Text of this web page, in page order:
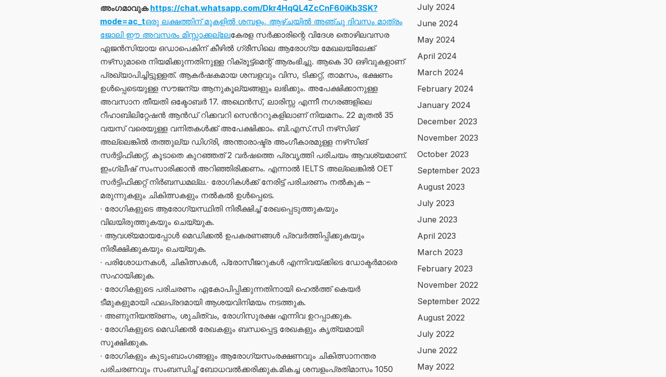
അംഗമാവുക https://chat.whatsapp.com/Dkr4HqQL4ZcCnF60iKb3SK?
mode=ac_tഒരു ലക്ഷത്തിന് മുകളിൽ ശമ്പളം, ആഴ്ചയിൽ അഞ്ചു ദിവസം മാത്രം
ജോലി ഈ അവസരം മിസ്സാക്കല്ലേകേരള സർക്കാരിന്റെ വിദേശ തൊഴിലവസര
ഏജൻസിയായ ഒഡാപെകിന് കീഴിൽ ഗ്രീസിലെ ആരോഗ്യ മേഖലയിലേക്ക്
നഴ്‌സുമാരെ നിയമിക്കുന്നതിനുള്ള റിക്രൂട്ട്മെന്റ് ആരംഭിച്ചു. ആകെ 30 ഒഴിവുകളാണ്
പ്രഖ്യാപിച്ചിട്ടുള്ളത്. ആകർഷകമായ ശമ്പളവും വിസ, ടിക്കറ്റ്, താമസം, ഭക്ഷണം
ഉൾപ്പെടെയുള്ള സൗജന്യ ആനുകൂല്യങ്ങളും ലഭിക്കും. അപേക്ഷിക്കാനുള്ള
അവസാന തീയതി ഒക്ടോബർ 17. അഥെൻസ്, ലാരിസ്സ എന്നീ നഗരങ്ങളിലെ
റീഹാബിലിറ്റേഷൻ ആൻഡ് റിക്കവറി സെൻററുകളിലാണ് നിയമനം. 22 മുതൽ 35
വയസ് വരെയുള്ള വനിതകൾക്ക് അപേക്ഷിക്കാം. ബി.എസ്.സി നഴ്‌സിങ്
അല്ലെങ്കിൽ തത്തുല്യ ഡിഗ്രി, അന്താരാഷ്ട്ര അംഗീകാരമുള്ള നഴ്‌സിങ്
സർട്ടിഫിക്കറ്റ്, കൂടാതെ കുറഞ്ഞത് 2 വർഷത്തെ പ്രവൃത്തി പരിചയം ആവശ്യമാണ്.
ഇംഗ്ലീഷ് സംസാരിക്കാൻ അറിഞ്ഞിരിക്കണം. എന്നാൽ IELTS അല്ലെങ്കിൽ OET
സർട്ടിഫിക്കറ്റ് നിർബന്ധമല്ല.∙ രോഗികൾക്ക് നേരിട്ട് പരിചരണം നൽകുക –
മരുന്നുകളും ചികിത്സകളും നൽകൽ ഉൾപ്പെടെ.
∙ രോഗികളുടെ ആരോഗ്യസ്ഥിതി നിരീക്ഷിച്ച് രേഖപ്പെടുത്തുകയും
വിലയിരുത്തുകയും ചെയ്യുക.
∙ ആവശ്യമായപ്പോൾ മെഡിക്കൽ ഉപകരണങ്ങൾ പ്രവർത്തിപ്പിക്കുകയും
നിരീക്ഷിക്കുകയും ചെയ്യുക.
∙ പരിശോധനകൾ, ചികിത്സകൾ, പ്രോസീജറുകൾ എന്നിവയ്ക്കിടെ ഡോക്ടർമാരെ
സഹായിക്കുക.
∙ രോഗികളുടെ പരിചരണം ഏകോപിപ്പിക്കുന്നതിനായി ഹെൽത്ത് കെയർ
ടീമുകളുമായി ഫലപ്രദമായി ആശയവിനിമയം നടത്തുക.
∙ അണുനിയന്ത്രണം, ശുചിത്വം, രോഗിസുരക്ഷ എന്നിവ ഉറപ്പാക്കുക.
∙ രോഗികളുടെ മെഡിക്കൽ രേഖകളും ബന്ധപ്പെട്ട രേഖകളും കൃത്യമായി
സൂക്ഷിക്കുക.
∙ രോഗികളും കുടുംബാംഗങ്ങളും ആരോഗ്യസംരക്ഷണവും ചികിത്സാനന്തര
പരിചരണവും സംബന്ധിച്ച് ബോധവൽക്കരിക്കുക.മികച്ച ശമ്പളംപ്രതിമാസം 1050
July 2024
June 2024
May 2024
April 2024
March 2024
February 2024
January 2024
December 2023
November 2023
October 2023
September 2023
August 2023
July 2023
June 2023
April 2023
March 2023
February 2023
November 2022
September 2022
August 2022
July 2022
June 2022
May 2022